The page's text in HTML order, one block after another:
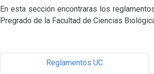
En esta sección encontraras los
Pregrado de la Facultad de Ciencias
Reglamentos UC